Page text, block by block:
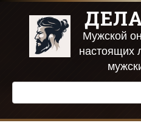
Перейти
контенту
Мужской
настоящих
Поиск: